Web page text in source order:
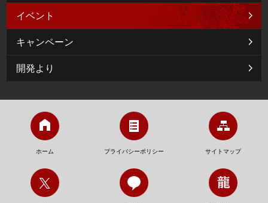
イベント
キャンペーン
開発より
ホーム プライバシーポリシー サイトマップ